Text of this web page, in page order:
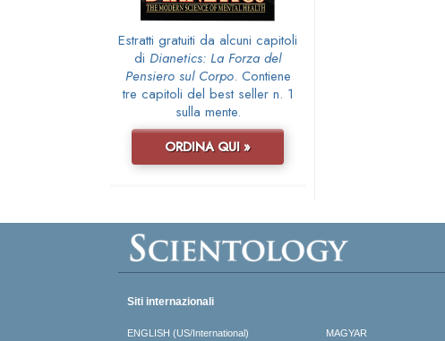
Estratti gratuiti da alcuni capitoli
di Dianetics: La Forza del
Pensiero sul Corpo. Contiene
tre capitoli del best seller n. 1
sulla mente.
ORDINA QUI »
Siti internazionali
ENGLISH (US/International)
MAGYAR